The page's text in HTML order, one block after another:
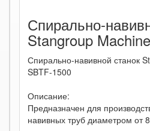
Спирально-
Stangroup
Спирально-навивной станок
SBTF-1500
Описание:
Предназначен для
навивных труб диаметром